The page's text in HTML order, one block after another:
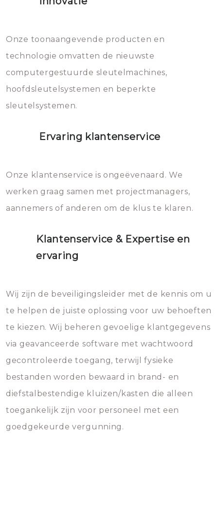
geheel vervangen moet worden.
mee, die u gemakkelijk kunt
vermijden.
Onze toonaangevende producten en
technologie omvatten de nieuwste
computergestuurde sleutelmachines,
hoofdsleutelsystemen en beperkte
sleutelsystemen.
Ervaring klantenservice
Onze klantenservice is ongeëvenaard. We
werken graag samen met projectmanagers,
aannemers of anderen om de klus te klaren.
Klantenservice & Expertise en
ervaring
Wij zijn de beveiligingsleider met de kennis om u
te helpen de juiste oplossing voor uw behoeften
te kiezen. Wij beheren gevoelige klantgegevens
via geavanceerde software met wachtwoord
gecontroleerde toegang, terwijl fysieke
bestanden worden bewaard in brand- en
diefstalbestendige kluizen/kasten die alleen
toegankelijk zijn voor personeel met een
goedgekeurde vergunning.